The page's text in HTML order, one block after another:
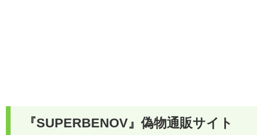
『SUPERBENOV 』偽物通販サイト